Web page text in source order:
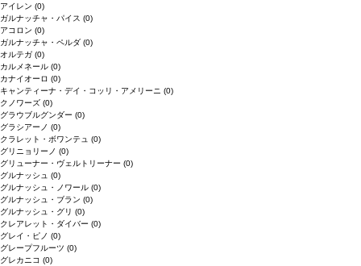
アイレン (0)
ガルナッチャ・パイス (0)
アコロン (0)
ガルナッチャ・ペルダ (0)
オルテガ (0)
カルメネール (0)
カナイオーロ (0)
キャンティーナ・デイ・コッリ・アメリーニ (0)
クノワーズ (0)
グラウブルグンダー (0)
グラシアーノ (0)
クラレット・ボワンテュ (0)
グリニョリーノ (0)
グリューナー・ヴェルトリーナー (0)
グルナッシュ (0)
グルナッシュ・ノワール (0)
グルナッシュ・ブラン (0)
グルナッシュ・グリ (0)
クレアレット・ダイバー (0)
グレイ・ピノ (0)
グレープフルーツ (0)
グレカニコ (0)